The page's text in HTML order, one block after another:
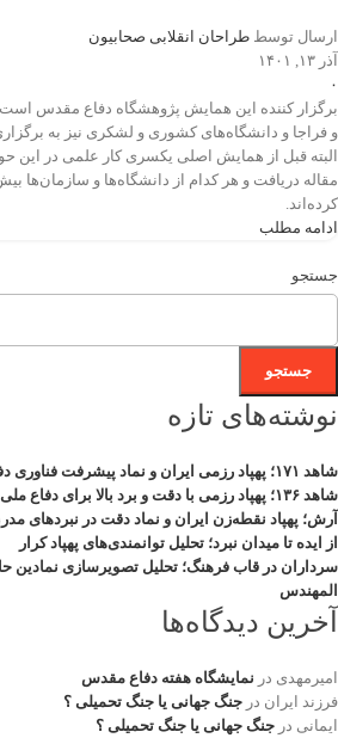
ارسال توسط طراحان انقلابی صحابیون
آذر ۱۳, ۱۴۰۱
۰
برگزار کننده این همایش پژوهشگاه دفاع مقدس
و فراجا و دانشگاه‌های کشوری و لشکری نیز به
کرده‌اند.
ادامه مطلب
جستجو
جستجو
نوشته‌های تازه
شاهد ۱۷۱؛ پهپاد رزمی ایران و نماد پیشرفت فناوری دفاعی
شاهد ۱۳۶؛ پهپاد رزمی با دقت و برد بالا برای دفاع ملی
آرش؛ پهپاد نقطه‌زن ایران و نماد دقت در نبردهای
از ایده تا میدان نبرد؛ تحلیل توانمندی‌های پهپاد کرار
سرداران در قاب فرهنگ؛ تحلیل تصویرسازی نمادین
المهندس
آخرین دیدگاه‌ها
امیرمهدی در نمایشگاه هفته دفاع مقدس
فرزند ایران در جنگ جهانی یا جنگ تحمیلی ؟
ایمانی در جنگ جهانی یا جنگ تحمیلی ؟